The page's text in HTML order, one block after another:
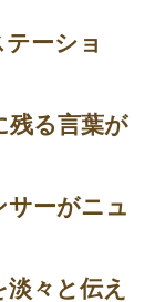
ーショ
残る言葉が
サーがニュ
々と伝え